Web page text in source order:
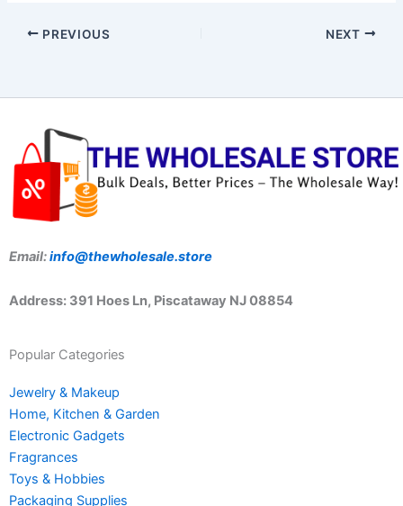
PREVIOUS NEXT
Email:info@thewholesale.store
Address: 391 Hoes Ln, Piscataway NJ 08854
Popular Categories
Jewelry & Makeup
Home, Kitchen & Garden
Electronic Gadgets
Fragrances
Toys & Hobbies
Packaging Supplies